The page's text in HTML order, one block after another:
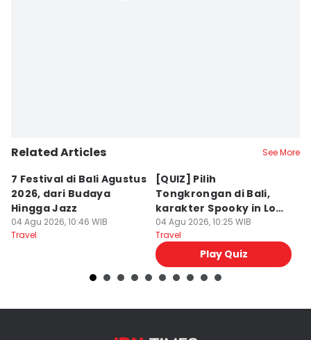
Related Articles See More
7 Festival di Bali Agustus
2026, dari Budaya
Hingga Jazz
04 Agu 2026, 10:46 WIB
Travel
[QUIZ] Pilih
Tongkrongan di Bali,
karakter Spooky in Love
Ini Mirip Kamu
04 Agu 2026, 10:25 WIB
Travel
Play Quiz